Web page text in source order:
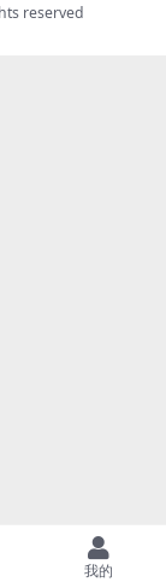
reserved
我的